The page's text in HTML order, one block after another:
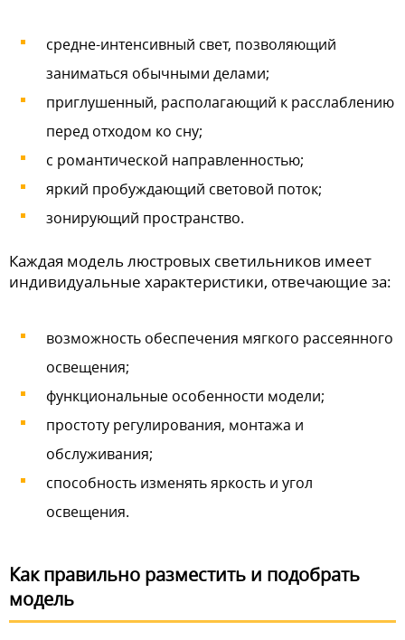
средне-интенсивный свет, позволяющий
заниматься обычными делами;
приглушенный, располагающий к расслаблению
перед отходом ко сну;
с романтической направленностью;
яркий пробуждающий световой поток;
зонирующий пространство.
Каждая модель люстровых светильников имеет
индивидуальные характеристики, отвечающие за:
возможность обеспечения мягкого рассеянного
освещения;
функциональные особенности модели;
простоту регулирования, монтажа и
обслуживания;
способность изменять яркость и угол
освещения.
Как правильно разместить и подобрать
модель